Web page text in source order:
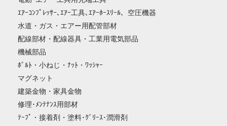
ｴｱｰｺﾝﾌﾟﾚｯｻｰ､ｴｱｰ工具､ｴｱｰﾎｰｽﾘｰﾙ、空圧機器
水道・ガス・エアー用配管部材
配線部材・配線器具・工業用電気部品
機械部品
ﾎﾞﾙﾄ・小ねじ・ﾅｯﾄ・ﾜｯｼｬｰ
マグネット
建築金物・家具金物
修理･ﾒﾝﾃﾅﾝｽ用部材
ﾃｰﾌﾟ・接着剤・塗料･ｸﾞﾘｰｽ･潤滑剤